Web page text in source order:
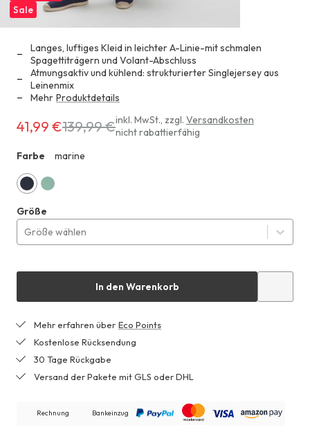
Sale
Langes, luftiges Kleid in leichter A-Linie-mit schmalen
Spagettiträgern und Volant-Abschluss
Atmungsaktiv und kühlend: strukturierter Singlejersey aus
Leinenmix
Mehr Produktdetails
Erhältlich
für
anstatt
139,99 €
41,99 €139,99 €inkl. MwSt., zzgl. Versandkosten
nicht rabattierfähig
Farbe
marine
Größe
Größe wählen
In den Warenkorb
Mehr erfahren über Eco Points
Kostenlose Rücksendung
30 Tage Rückgabe
Versand der Pakete mit GLS oder DHL
Rechnung Bankeinzug